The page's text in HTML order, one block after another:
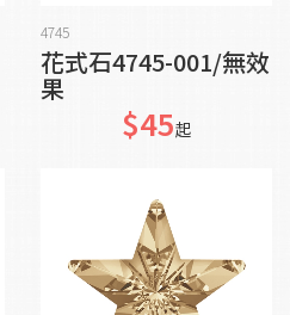
4745
花式石4745-001/無效
果
$45起